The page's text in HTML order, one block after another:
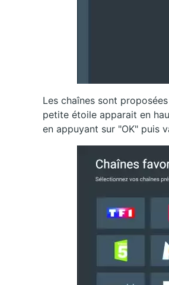
Les chaînes sont
petite étoile apparait en
en appuyant sur "OK" puis